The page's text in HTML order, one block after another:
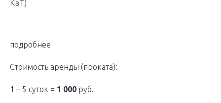
КвТ)
подробнее
Стоимость аренды (проката):
1 – 5 суток = 1 000 руб.